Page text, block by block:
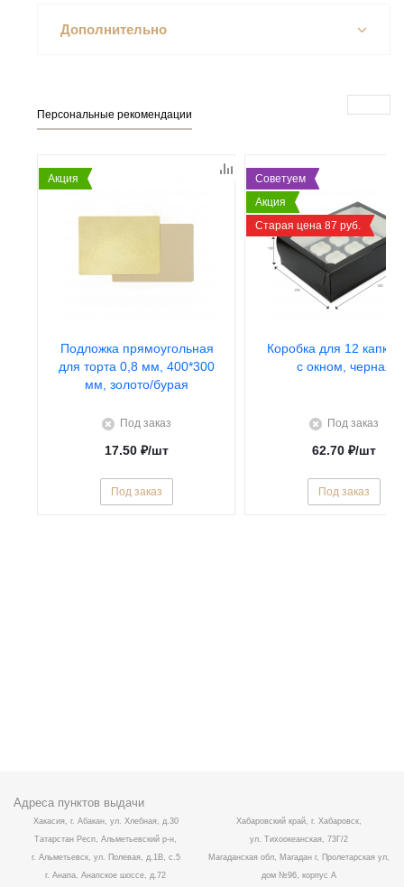
Дополнительно
Персональные рекомендации
Акция
Подложка прямоугольная
для торта 0,8 мм, 400*300
мм, золото/бурая
Под заказ
17.50 ₽/шт
Под заказ
Советуем
Акция
Старая цена 87 руб.
Коробка для 12
с окном, черная
Под заказ
62.70 ₽/шт
Под заказ
Адреса пунктов выдачи
Хакасия, г. Абакан, ул. Хлебная, д.30
Татарстан Респ, Альметьевский р-н,
г. Альметьевск, ул. Полевая, д.1В, с.5
г. Анапа, Анапское шоссе, д.72
Хабаровский край, г. Хабаровск,
ул. Тихоокеанская, 73Г/2
Магаданская обл, Магадан г, Пролетарская ул,
дом №96, корпус А